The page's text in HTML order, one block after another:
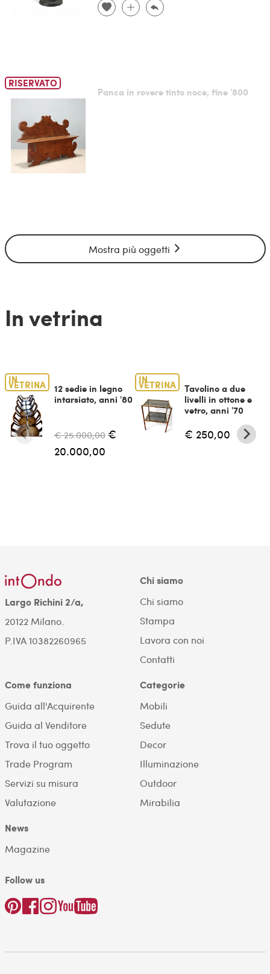
RISERVATO
Panca in rovere tinto noce, fine '800
Mostra più oggetti
In vetrina
IN
VETRINA
12 sedie in legno
intarsiato, anni '80
€ 25.000,00 €
20.000,00
IN
VETRINA
Tavolino a due
livelli in ottone e
vetro, anni '70
€ 250,00
Largo Richini 2/a,
20122 Milano.
P.IVA 10382260965
Chi siamo
Chi siamo
Stampa
Lavora con noi
Contatti
Come funziona
Guida all'Acquirente
Guida al Venditore
Trova il tuo oggetto
Trade Program
Servizi su misura
Valutazione
Categorie
Mobili
Sedute
Decor
Illuminazione
Outdoor
Mirabilia
News
Magazine
Follow us